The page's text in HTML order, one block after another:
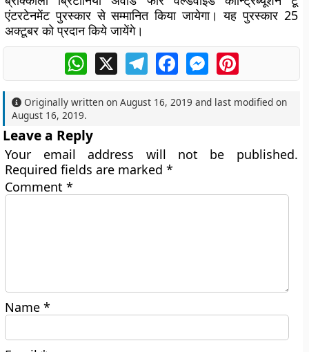
एंटरटेनमेंट पुरस्कार से सम्मानित किया जायेगा। यह पुरस्कार 25
अक्टूबर को प्रदान किये जायेंगे।
WhatsApp
X TelegramFacebookMessengerPinterest
Originally written onAugust 16, 2019 and last modified on
August 16, 2019.
Leave a Reply
Your email address will not be published.
Required fields are marked*
Comment*
Name*